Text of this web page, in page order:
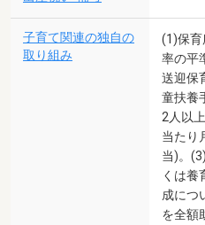
子育て関連の独自の
取り組み
(1)保育
率の平
送迎保
童扶養
2人以
当たり
当)。
くは養
成につ
を全額